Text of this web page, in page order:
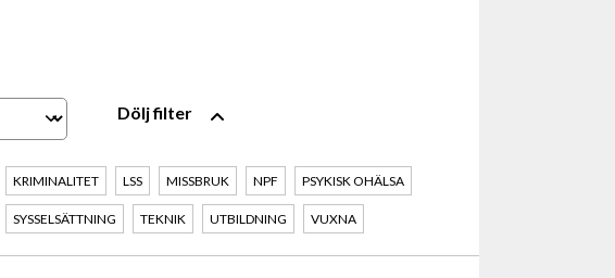
filter
KRIMINALITET LSS MISSBRUK NPF PSYKISK OHÄLSA
SYSSELSÄTTNING TEKNIK UTBILDNING VUXNA